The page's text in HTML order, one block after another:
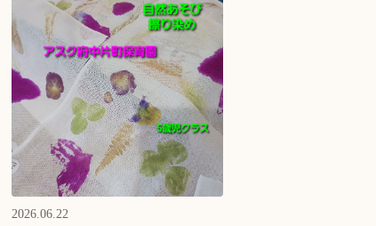
2026.06.22